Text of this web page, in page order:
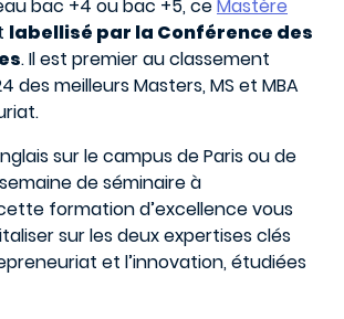
bac +4 ou bac +5, ceMastère
labellisé par la Conférence des
. Il est premier au classement
des meilleurs Masters, MS et MBA
sur le campus de Paris ou de
de séminaire à
formation d’excellence vous
sur les deux expertises clés
et l’innovation, étudiées